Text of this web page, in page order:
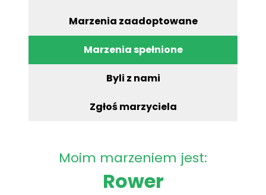
Marzenia zaadoptowane
Marzenia spełnione
Byli z nami
Zgłoś marzyciela
Moim marzeniem jest:
Rower